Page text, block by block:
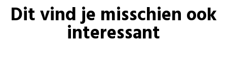
Dit vind je misschien ook
interessant